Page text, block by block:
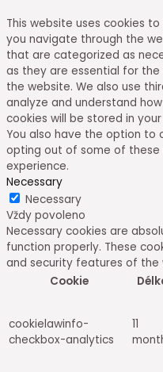
This website uses cookies
you navigate through the
that are categorized as
as they are essential for
the website. We also use
analyze and understand
cookies will be stored in
You also have the option
opting out of some of
experience.
Necessary
Necessary
Vždy povoleno
Necessary cookies are
function properly. These
and security features of the
Cookie
cookielawinfo-
checkbox-analytics
11